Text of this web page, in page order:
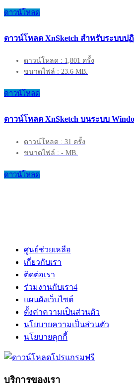
ดาวน์โหลด
ดาวน์โหลด XnSketch สำหรับระบบป
ดาวน์โหลด : 1,801 ครั้ง
ขนาดไฟล์ : 23.6 MB.
ดาวน์โหลด
ดาวน์โหลด XnSketch บนระบบ
ดาวน์โหลด : 31 ครั้ง
ขนาดไฟล์ : - MB.
ดาวน์โหลด
ศูนย์ช่วยเหลือ
เกี่ยวกับเรา
ติดต่อเรา
ร่วมงานกับเรา4
แผนผังเว็บไซต์
ตั้งค่าความเป็นส่วนตัว
นโยบายความเป็นส่วนตัว
นโยบายคุกกี้
บริการของเรา